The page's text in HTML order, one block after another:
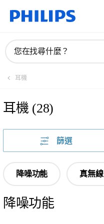
您在找尋什麼？
耳機
耳機 (28)
篩選
降噪功能 真無線
降噪功能